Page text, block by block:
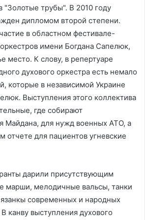
"Золотые трубы". В 2010 году
дипломом второй степени.
в областном фестивале-
имени Богдана Сапелюк,
место. К слову, в репертуаре
духового оркестра есть немало
которые в независимой Украине
Выступления этого коллектива
где собирают
Майдана, для нужд военных АТО, а
отчете для пациентов угневские
дарили присутствующим
марши, мелодичные вальсы, танки
современных и народных
канву выступления духового